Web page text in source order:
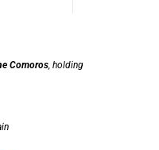
Comoros, holding